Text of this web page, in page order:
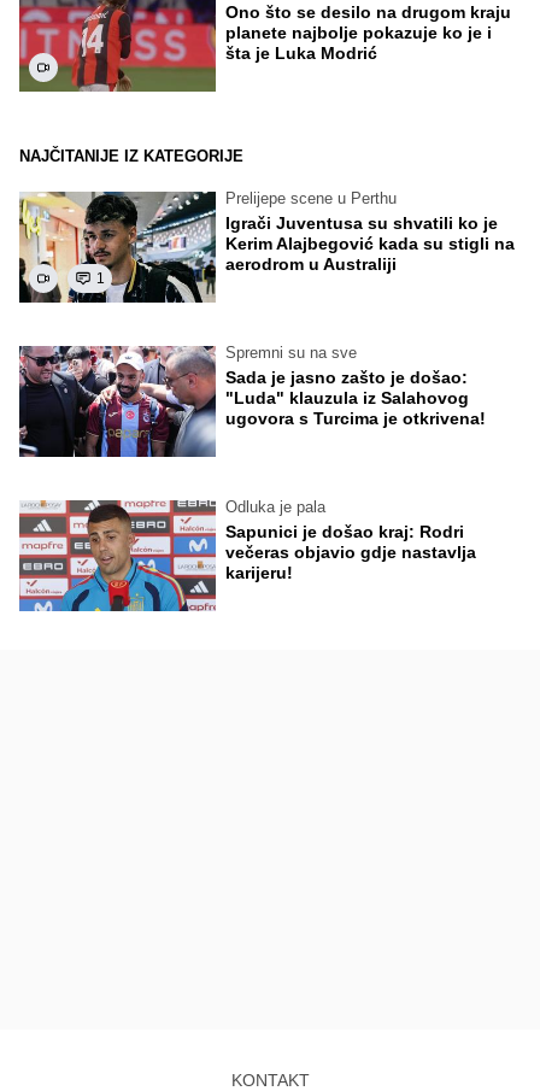
Ono što se desilo na drugom kraju
planete najbolje pokazuje ko je i
šta je Luka Modrić
NAJČITANIJE IZ KATEGORIJE
1
Prelijepe scene u Perthu
Igrači Juventusa su shvatili ko je
Kerim Alajbegović kada su stigli na
aerodrom u Australiji
Spremni su na sve
Sada je jasno zašto je došao:
"Luda" klauzula iz Salahovog
ugovora s Turcima je otkrivena!
Odluka je pala
Sapunici je došao kraj: Rodri
večeras objavio gdje nastavlja
karijeru!
KONTAKT